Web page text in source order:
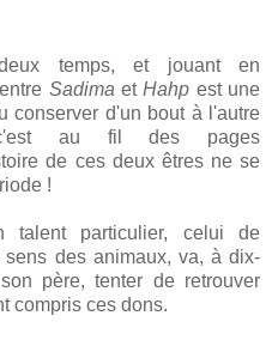
temps, et jouant en
Sadima etHahp est une
conserver d'un bout à l'autre
au fil des pages
de ces deux êtres ne se
!
talent particulier, celui de
des animaux, va, à dix-
père, tenter de retrouver
compris ces dons.